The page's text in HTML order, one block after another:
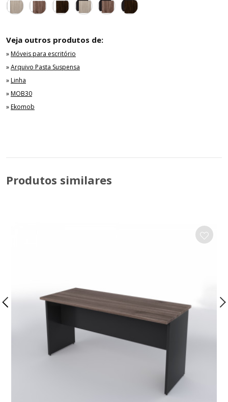
Veja outros produtos de:
»Móveis para escritório
»Arquivo Pasta Suspensa
»Linha
»MOB30
»Ekomob
Produtos similares